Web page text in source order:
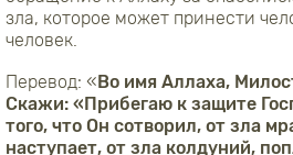
зла, которое может принести
человек.
Перевод: « Во имя Аллаха,
Скажи: «Прибегаю к защите
того, что Он сотворил, от зла
наступает, от зла колдуний,